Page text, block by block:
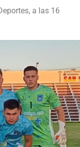
a las 16